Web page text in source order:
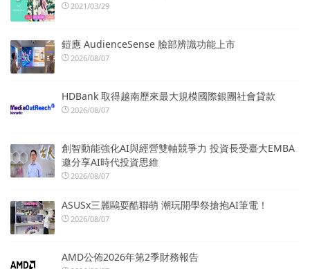
2021/03/29
鎧應 AudienceSense 臉部辨識功能上市
2026/08/07
HDBank 取得越南歷來最大規模國際銀團社會貸款
2026/08/07
創智動能強化AI與經營雙軸競爭力 投資長受臺大EMBA
邀分享AI時代投資思維
2026/08/07
ASUSx三麗鷗耍酷聯萌 潮玩開學祭搶抱AI筆電！
2026/08/07
AMD公佈2026年第2季財務報告